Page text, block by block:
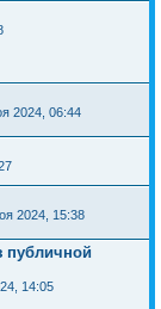
2024, 06:44
2024, 15:38
публичной
14:05